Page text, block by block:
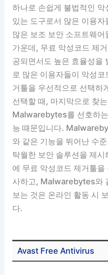
하나로 손쉽게 불법적인
있는 도구로서 많은 이용
많은 보조 보안 소프트웨
가운데, 무료 악성코드 제
공되면서도 높은 효율성을
로 많은 이용자들이 악성
거툴을 우선적으로 선택하
선택할 때, 마지막으로 찾
Malwarebytes를 선호하
능 때문입니다.
와 같은 기능을 뛰어난 수
탁월한 보안 솔루션을 제
에 무료 악성코드 제거툴
사하고, Malwarebytes와
보는 것은 온라인 활동 시
다.
Avast Free Antivirus